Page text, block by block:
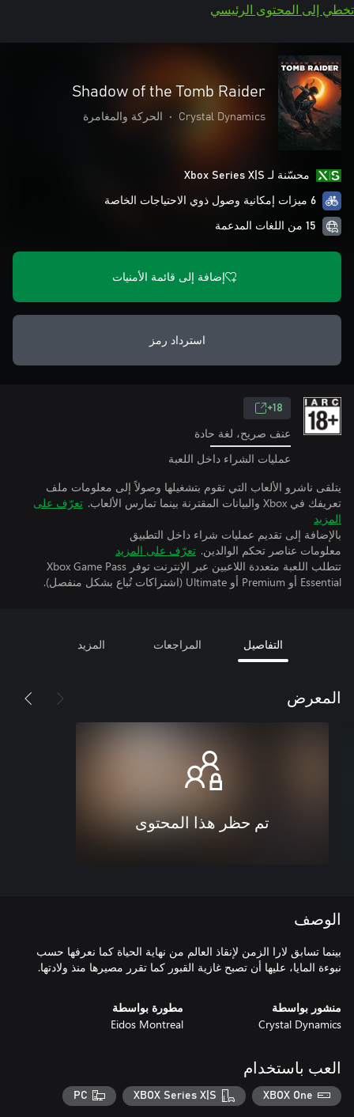
تخطي إلى المحتوى الرئيسي
Shadow of the Tomb Raider
Crystal Dynamics
• الحركة والمغامرة
محسّنة لـ Xbox Series X|S
6 ميزات إمكانية وصول ذوي الاحتياجات الخاصة
15 من اللغات المدعمة
إضافة إلى قائمة الأمنيات
استرداد رمز
18+
عنف صريح، لغة حادة
عمليات الشراء داخل اللعبة
يتلقى ناشرو الألعاب التي تقوم بتشغيلها وصولاً إلى معلومات ملف
تعريفك في Xbox والبيانات المقترنة بينما تمارس الألعاب.
تعرّف على
المزيد
بالإضافة إلى تقديم عمليات شراء داخل التطبيق
معلومات عناصر تحكم الوالدين. تعرّف على المزيد
تتطلب اللعبة متعددة اللاعبين عبر الإنترنت توفر Xbox Game Pass
Essential أو Premium أو Ultimate (اشتراكات تُباع بشكل منفصل).
التفاصيل المراجعات المزيد
المعرض
تم حظر هذا المحتوى
الوصف
بينما تسابق لارا الزمن لإنقاذ العالم من نهاية الحياة كما نعرفها حسب
نبوءة المايا، عليها أن تصبح غازية القبور كما تقرر مصيرها منذ ولادتها.
منشور بواسطة
Crystal Dynamics
مطورة بواسطة
Eidos Montreal
العب باستخدام
XBOX One
XBOX Series X|S
PC